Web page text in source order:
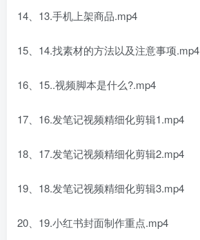
14、13.手机上架商品.mp4
15、14.找素材的方法以及注意事项.mp4
16、15..视频脚本是什么?.mp4
17、16.发笔记视频精细化剪辑1.mp4
18、17.发笔记视频精细化剪辑2.mp4
19、18.发笔记视频精细化剪辑3.mp4
20、19.小红书封面制作重点.mp4